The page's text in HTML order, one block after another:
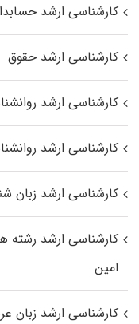
کارشناسی ارشد
کارشناسی ارشد حقوق
کارشناسی ارشد
کارشناسی ارشد
کارشناسی ارشد زبان
کارشناسی ارشد رﺷﺘﻪ
اﻣﻴﻦ
کارشناسی ارشد زبان